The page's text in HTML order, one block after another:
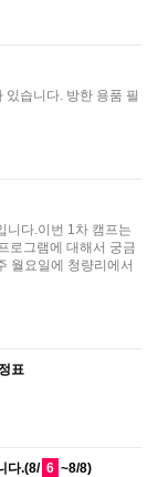
습니다. 방한 용품 필
니다.이번 1차 캠프는
로그램에 대해서 궁금
월요일에 청량리에서
표
다.(8/ 6 ~8/8)